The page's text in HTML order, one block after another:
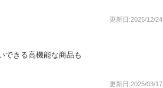
更新日:2025/12/24
できる高機能な商品も
更新日:2025/03/17